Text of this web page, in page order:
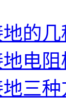
的
电
三